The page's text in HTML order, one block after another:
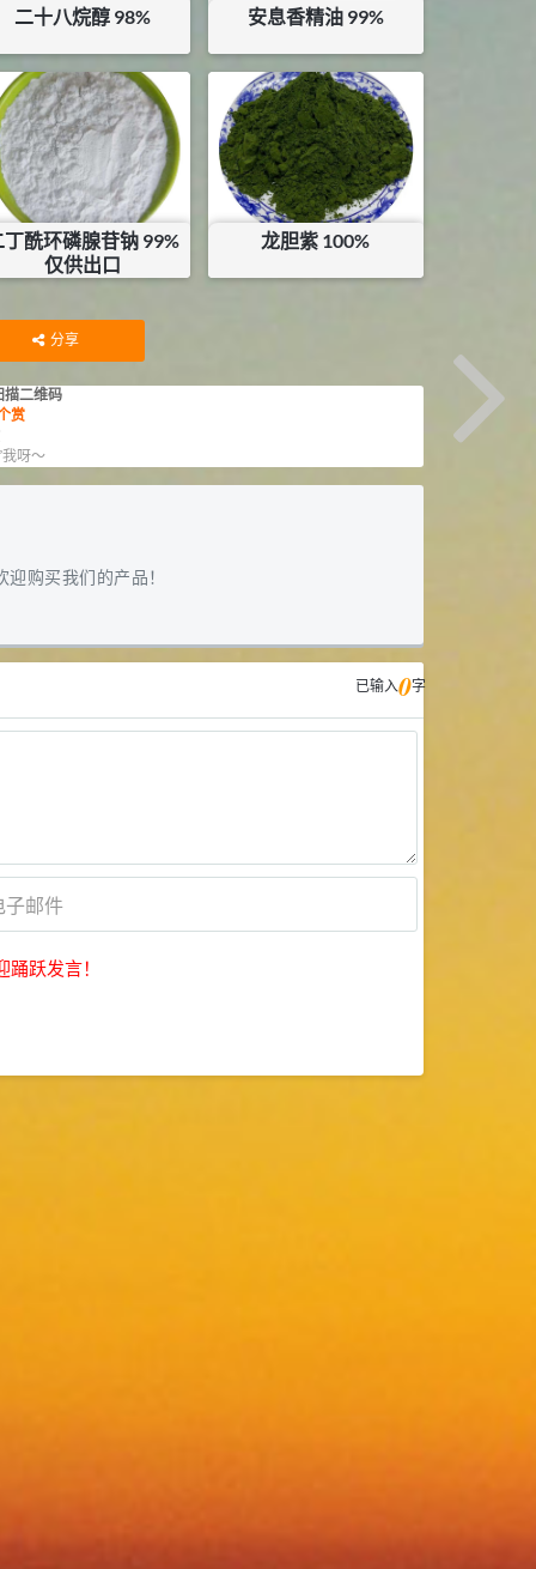
二十八烷醇 98%
¥1900
库存：4.5KG
安息香精油 99%
¥180
库存：0.9KG
丁酰环磷腺苷钠 99%
仅供出口
库存：0.14KG
龙胆紫 100%
分享
二维码
赏
呀～
购买我们的产品！
已输入0字
踊跃发言！